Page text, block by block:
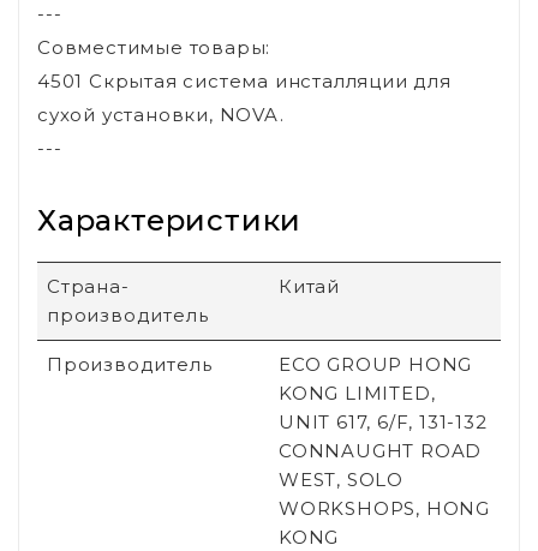
---
Совместимые товары:
4501 Скрытая система инсталляции для
сухой установки, NOVA.
---
Характеристики
Страна-
производитель
Китай
Производитель
ECO GROUP HONG
KONG LIMITED,
UNIT 617, 6/F, 131-132
CONNAUGHT ROAD
WEST, SOLO
WORKSHOPS, HONG
KONG